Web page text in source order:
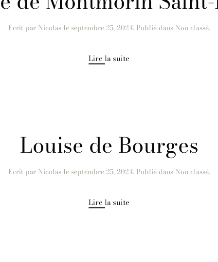
Écrit par Nicolasleseptembre 25, 2024. Publié dans Non classé.
Lire la suite
Louise de Bourges
Écrit par Nicolasleseptembre 25, 2024. Publié dans Non classé.
Lire la suite